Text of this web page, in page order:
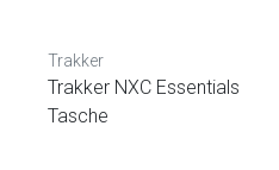
Trakker
Trakker NXC Essentials
Tasche